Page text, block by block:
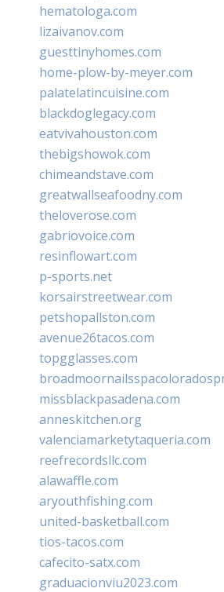
hematologa.com
lizaivanov.com
guesttinyhomes.com
home-plow-by-meyer.com
palatelatincuisine.com
blackdoglegacy.com
eatvivahouston.com
thebigshowok.com
chimeandstave.com
greatwallseafoodny.com
theloverose.com
gabriovoice.com
resinflowart.com
p-sports.net
korsairstreetwear.com
petshopallston.com
avenue26tacos.com
topgglasses.com
missblackpasadena.com
anneskitchen.org
valenciamarketytaqueria.com
reefrecordsllc.com
alawaffle.com
aryouthfishing.com
united-basketball.com
tios-tacos.com
cafecito-satx.com
graduacionviu2023.com